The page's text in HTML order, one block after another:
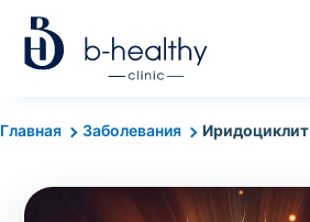
Главная Заболевания Иридоциклит
Анализы
анализа):